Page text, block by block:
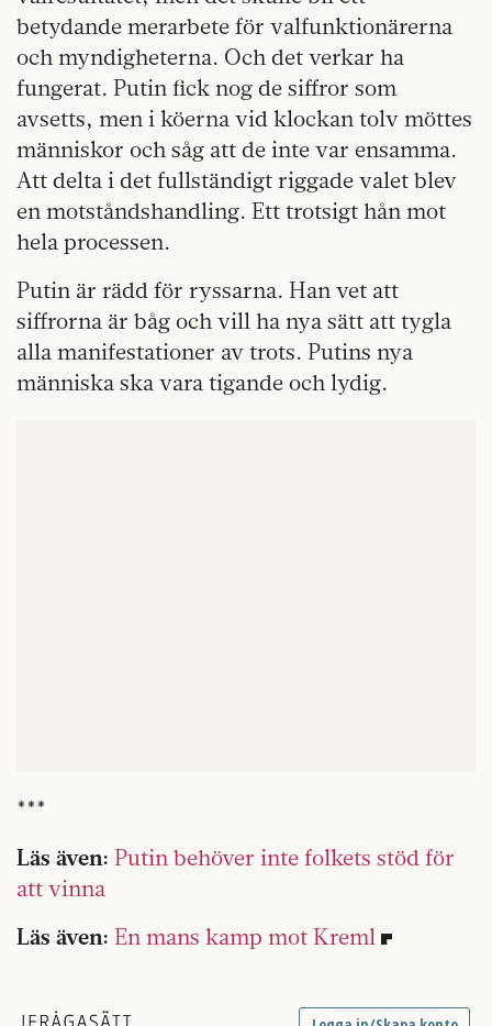
betydande merarbete för valfunktionärerna
och myndigheterna. Och det verkar ha
fungerat. Putin fick nog de siffror som
avsetts, men i köerna vid klockan tolv möttes
människor och såg att de inte var ensamma.
Att delta i det fullständigt riggade valet blev
en motståndshandling. Ett trotsigt hån mot
hela processen.
Putin är rädd för ryssarna. Han vet att
siffrorna är båg och vill ha nya sätt att tygla
alla manifestationer av trots. Putins nya
människa ska vara tigande och lydig.
***
Läs även: Putin behöver inte folkets stöd för
att vinna
Läs även: En mans kamp mot Kreml